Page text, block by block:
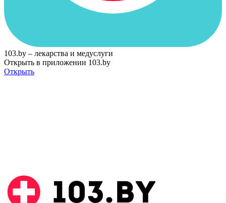
103.by – лекарства и медуслуги
Открыть в приложении 103.by
Открыть